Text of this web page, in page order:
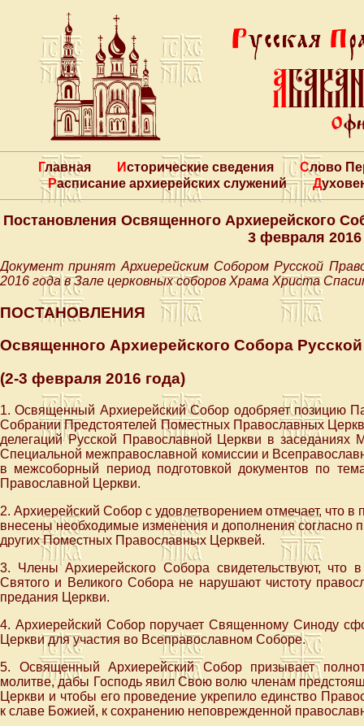
Главная Исторические сведения
Слово
Расписание архиерейских служений
Постановления Освященного Архиерейского
3 февраля 2016
Документ принят Архиерейским Собором Русской
2016 года в Зале церковных соборов Храма Христа
ПОСТАНОВЛЕНИЯ
Освященного Архиерейского Собора
(2-3 февраля 2016 года)
1. Освященный Архиерейский Собор одобряет позицию
Собрании Предстоятелей Поместных Православных
делегаций Русской Православной Церкви в заседаниях
Специальной межправославной комиссии и
в межсоборный период подготовкой документов по
Православной Церкви.
2. Архиерейский Собор с удовлетворением отмечает, что
внесены необходимые изменения и дополнения согласно
других Поместных Православных Церквей.
3. Члены Архиерейского Собора свидетельствуют,
Святого и Великого Собора не нарушают чистоту
предания Церкви.
4. Архиерейский Собор поручает Священному Синоду
Церкви для участия во Всеправославном Соборе.
5. Освященный Архиерейский Собор призывает
молитве, дабы Господь явил Свою волю членам
Церкви и чтобы его проведение укрепило единство
к славе Божией, к сохранению неповрежденной